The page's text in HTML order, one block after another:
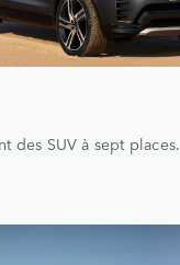
des SUV à sept places.